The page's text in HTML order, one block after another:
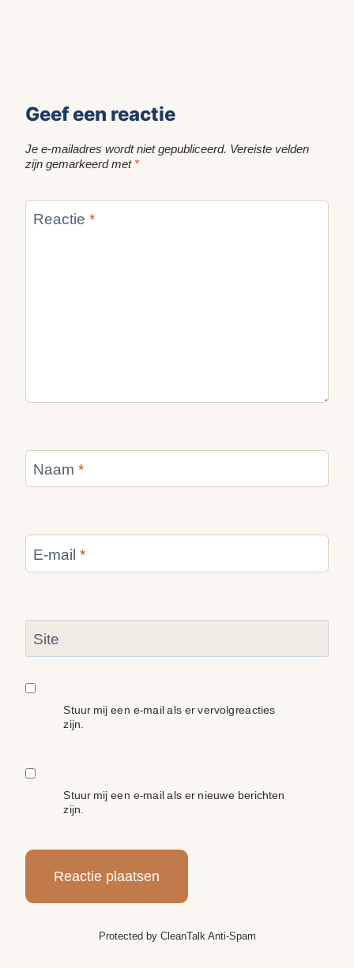
Geef een reactie
Je e-mailadres wordt niet gepubliceerd. Vereiste velden
zijn gemarkeerd met *
Reactie *
Naam *
E-mail *
Site
Stuur mij een e-mail als er vervolgreacties
zijn.
Stuur mij een e-mail als er nieuwe berichten
zijn.
Protected by CleanTalk Anti-Spam